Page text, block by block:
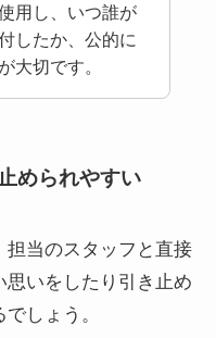
用し、いつ誰が
したか、公的に
大切です。
められやすい
担当のスタッフと直接
いをしたり引き止め
しょう。